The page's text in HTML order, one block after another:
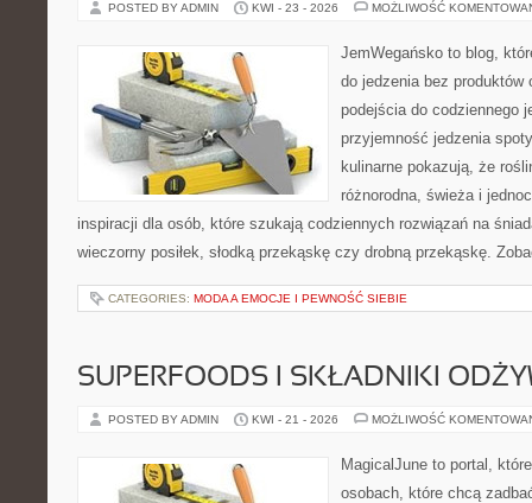
POSTED BY ADMIN KWI - 23 - 2026 MOŻLIWOŚĆ
JemWegańsko to blog,
do jedzenia bez produktów
podejścia do codziennego
przyjemność jedzenia
kulinarne pokazują, że
różnorodna, świeża i
inspiracji dla osób, które szukają codziennych rozwiązań na
wieczorny posiłek, słodką przekąskę czy drobną przekąskę.
CATEGORIES: MODA A EMOCJE I PEWNOŚĆ SIEBIE
SUPERFOODS I SKŁADNIKI
POSTED BY ADMIN KWI - 21 - 2026 MOŻLIWOŚĆ
MagicalJune to portal,
osobach, które chcą